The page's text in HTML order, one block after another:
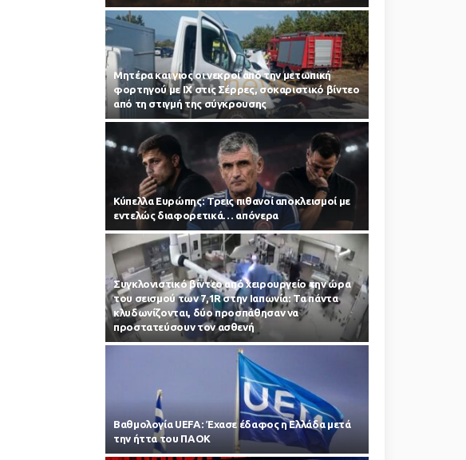
Μητέρα και γιος οι νεκροί από την μετωπική
φορτηγού με ΙΧ στις Σέρρες, σοκαριστικό βίντεο
από τη στιγμή της σύγκρουσης
Κύπελλα Ευρώπης: Τρεις πιθανοί αποκλεισμοί με
εντελώς διαφορετικά… απόνερα
Συγκλονιστικό βίντεο από χειρουργείο την ώρα
του σεισμού των 7,1R στην Ιαπωνία: Τα πάντα
κλυδωνίζονται, δύο προσπάθησαν να
προστατεύσουν τον ασθενή
Βαθμολογία UEFA: Έχασε έδαφος η Ελλάδα μετά
την ήττα του ΠΑΟΚ